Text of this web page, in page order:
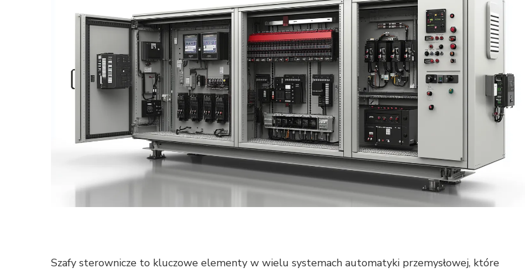
Szafy sterownicze to kluczowe elementy w wielu systemach automatyki przemysłowej, które